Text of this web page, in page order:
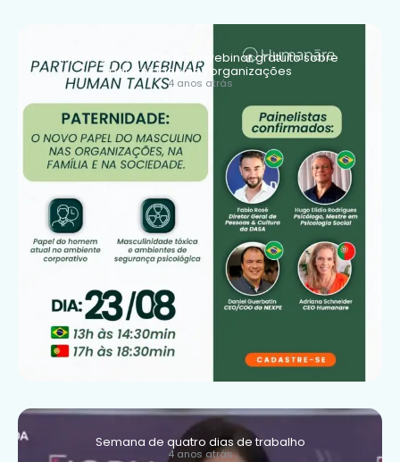
Inscrições abertas para webinar gratuito sobre
paternidade nas organizações
4 anos atrás
Semana de quatro dias de trabalho
4 anos atrás